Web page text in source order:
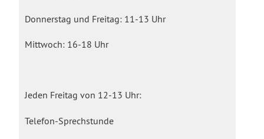
Donnerstag und Freitag: 11-13 Uhr
Mittwoch: 16-18 Uhr
Jeden Freitag von 12-13 Uhr:
Telefon-Sprechstunde